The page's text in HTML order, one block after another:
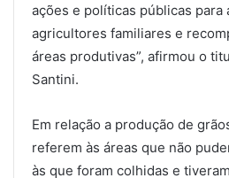
ações e políticas públicas para
agricultores familiares e
áreas produtivas”, afirmou o
Santini.
Em relação a produção de
referem às áreas que não
às que foram colhidas e